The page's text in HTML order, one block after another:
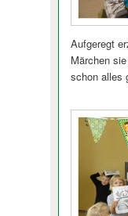
Aufgeregt
Märchen
schon alles